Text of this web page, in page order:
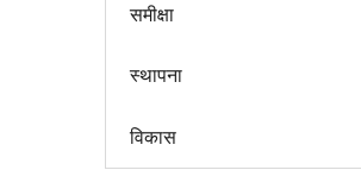
समीक्षा
स्थापना
विकास